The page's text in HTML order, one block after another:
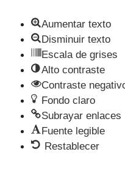
Aumentar texto
Disminuir texto
Escala de grises
Alto contraste
Contraste
Fondo claro
Subrayar enlaces
Fuente legible
Restablecer